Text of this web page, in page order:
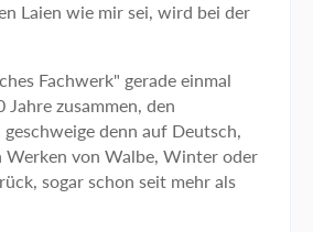
Laien wie mir sei, wird bei der
Fachwerk" gerade einmal
zusammen, den
denn auf Deutsch,
Werken von Walbe, Winter oder
sogar schon seit mehr als